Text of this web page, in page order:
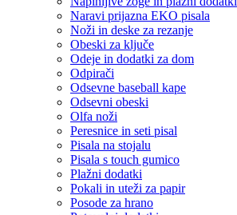
Naravi prijazna EKO pisala
Noži in deske za rezanje
Obeski za ključe
Odeje in dodatki za dom
Odpirači
Odsevne baseball kape
Odsevni obeski
Olfa noži
Peresnice in seti pisal
Pisala na stojalu
Pisala s touch gumico
Plažni dodatki
Pokali in uteži za papir
Posode za hrano